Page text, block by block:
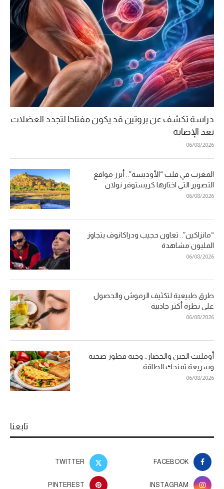
دراسة تكشف عن بروتين قد يكون مفتاحا لتجدد العضلات
بعد الإصابة
06/08/2026
المغرب في قلب “الأوديسة”.. أبرز مواقع
التصوير التي اختارها كريستوفر نولان
06/08/2026
“مانزاكين”.. تعاون حجيب ودراكانوف يتجاوز
المليون مشاهدة
06/08/2026
طرق طبيعية لتكثيف الرموش والحصول
على نظرة أكثر جاذبية
06/08/2026
أومليت الجبن والخضار.. وجبة فطور صحية
وسريعة تمنحك الطاقة
06/08/2026
تابعنا
FACEBOOK
TWITTER
INSTAGRAM
PINTEREST